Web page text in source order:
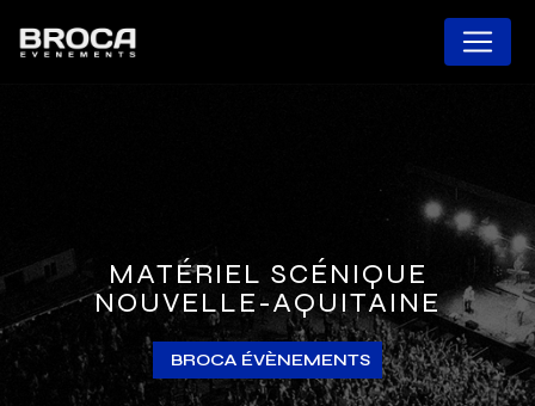
MATÉRIEL SCÉNIQUE
NOUVELLE-AQUITAINE
BROCA ÉVÈNEMENTS